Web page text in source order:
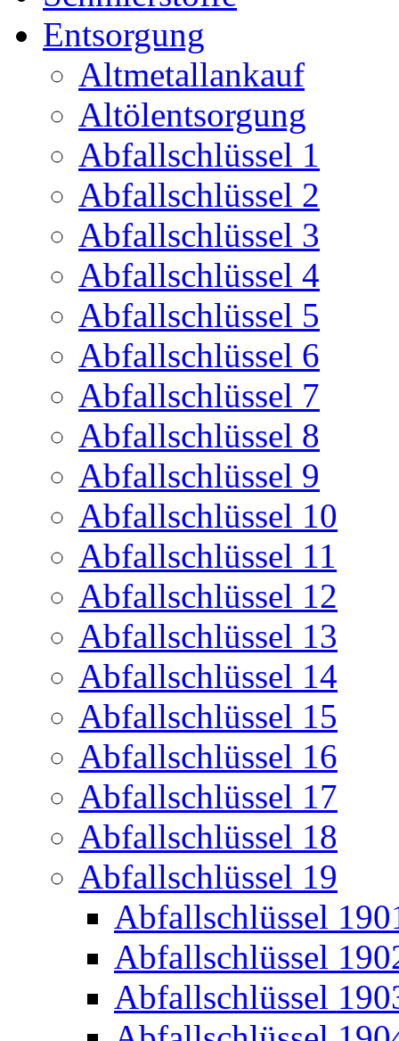
Entsorgung
Altmetallankauf
Altölentsorgung
Abfallschlüssel 1
Abfallschlüssel 2
Abfallschlüssel 3
Abfallschlüssel 4
Abfallschlüssel 5
Abfallschlüssel 6
Abfallschlüssel 7
Abfallschlüssel 8
Abfallschlüssel 9
Abfallschlüssel 10
Abfallschlüssel 11
Abfallschlüssel 12
Abfallschlüssel 13
Abfallschlüssel 14
Abfallschlüssel 15
Abfallschlüssel 16
Abfallschlüssel 17
Abfallschlüssel 18
Abfallschlüssel 19
Abfallschlüssel
Abfallschlüssel
Abfallschlüssel